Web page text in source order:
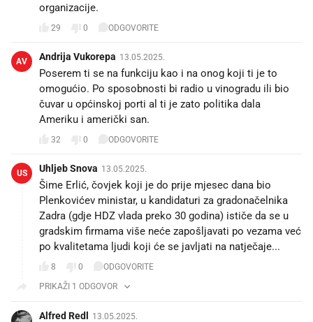
organizacije.
29 0 ODGOVORITE
AV Andrija Vukorepa 13.05.2025.
Poserem ti se na funkciju kao i na onog koji ti je to
omogućio. Po sposobnosti bi radio u vinogradu ili bio
čuvar u općinskoj porti al ti je zato politika dala
Ameriku i američki san.
32 0 ODGOVORITE
US Uhljeb Snova 13.05.2025.
Šime Erlić, čovjek koji je do prije mjesec dana bio
Plenkovićev ministar, u kandidaturi za gradonačelnika
Zadra (gdje HDZ vlada preko 30 godina) ističe da se u
gradskim firmama više neće zapošljavati po vezama već
po kvalitetama ljudi koji će se javljati na natječaje...
8 0
ODGOVORITE
PRIKAŽI 1 ODGOVOR
Alfred Redl 13.05.2025.